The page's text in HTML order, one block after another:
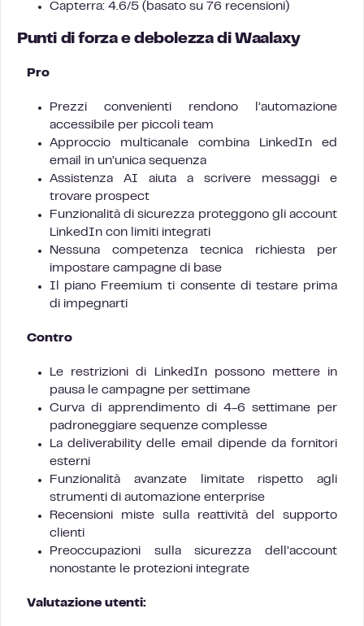
Capterra: 4.6/5 (basato su 76 recensioni)
Punti di forza e debolezza di Waalaxy
Pro
Prezzi convenienti rendono l’automazione
accessibile per piccoli team
Approccio multicanale combina LinkedIn ed
email in un’unica sequenza
Assistenza AI aiuta a scrivere messaggi e
trovare prospect
Funzionalità di sicurezza proteggono gli account
LinkedIn con limiti integrati
Nessuna competenza tecnica richiesta per
impostare campagne di base
Il piano Freemium ti consente di testare prima
di impegnarti
Contro
Le restrizioni di LinkedIn possono mettere in
pausa le campagne per settimane
Curva di apprendimento di 4-6 settimane per
padroneggiare sequenze complesse
La deliverability delle email dipende da fornitori
esterni
Funzionalità avanzate limitate rispetto agli
strumenti di automazione enterprise
Recensioni miste sulla reattività del supporto
clienti
Preoccupazioni sulla sicurezza dell’account
nonostante le protezioni integrate
Valutazione utenti: